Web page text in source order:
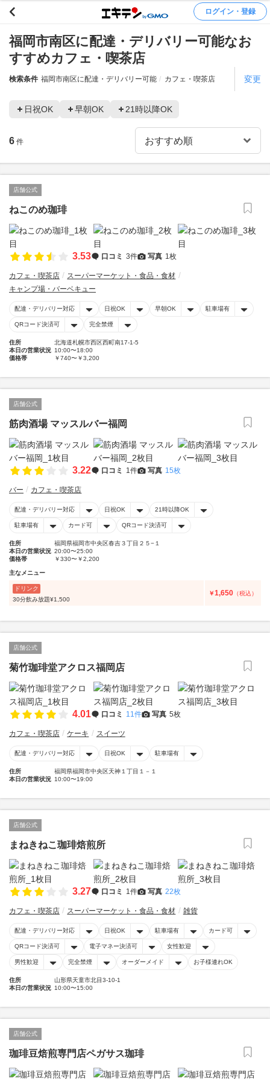
ログイン・登録
福岡市南区に配達・デリバリー可能なお
すすめカフェ・喫茶店
検索条件 福岡市南区に配達・デリバリー可能 カフェ・喫茶店 変更
日祝OK 早朝OK 21時以降OK
6 件
店舗公式
ねこのめ珈琲
3.53 口コミ 3件 写真 1枚
カフェ・喫茶店
スーパーマーケット・食品・食材
キャンプ場・バーベキュー
配達・デリバリー対応 日祝OK 早朝OK 駐車場有
QRコード決済可 完全禁煙
住所
北海道札幌市西区西町南17-1-5
本日の営業状況 10:00〜18:00
価格帯
￥740〜￥3,200
店舗公式
筋肉酒場 マッスルバー福岡
3.22 口コミ 1件 写真 15枚
バー カフェ・喫茶店
配達・デリバリー対応 日祝OK 21時以降OK
駐車場有 カード可 QRコード決済可
住所
福岡県福岡市中央区春吉３丁目２５−１
本日の営業状況 20:00〜25:00
価格帯
￥330〜￥2,200
主なメニュー
ドリンク
30分飲み放題¥1,500
￥1,650 （税込）
店舗公式
菊竹珈琲堂アクロス福岡店
4.01 口コミ 11件 写真 5枚
カフェ・喫茶店 ケーキ スイーツ
配達・デリバリー対応 日祝OK 駐車場有
住所
福岡県福岡市中央区天神１丁目１－１
本日の営業状況 10:00〜19:00
店舗公式
まねきねこ珈琲焙煎所
3.27 口コミ 1件 写真 22枚
カフェ・喫茶店 スーパーマーケット・食品・食材 雑貨
配達・デリバリー対応 日祝OK 駐車場有 カード可
QRコード決済可 電子マネー決済可 女性歓迎
男性歓迎 完全禁煙 オーダーメイド お子様連れOK
住所
山形県天童市北目3-10-1
本日の営業状況 10:00〜15:00
店舗公式
珈琲豆焙煎専門店ペガサス珈琲